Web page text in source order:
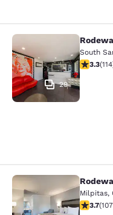
Rodeway Inn
29
South
3.3(114
Rodeway Inn
Milpitas,
3.7(107